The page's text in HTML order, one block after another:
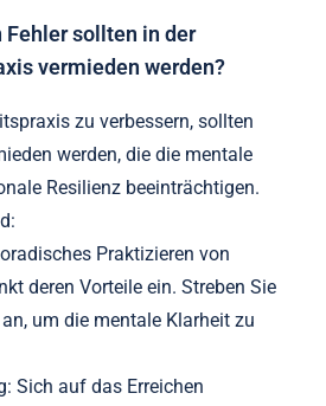
kultivieren Sie nicht
Konsistenz verbessert die
emotionale Resilienz.
in alltägliche Aktivitäten
um Ihre Praxis zu vertiefen.
kann ebenfalls
bieten.
Fehler sollten in der
vermieden werden?
zu verbessern, sollten
werden, die die mentale